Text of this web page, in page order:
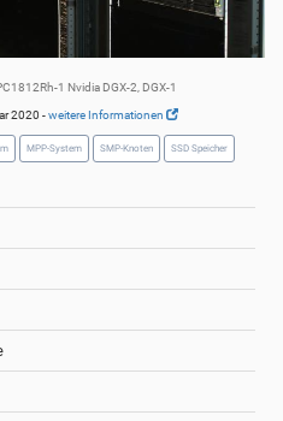
1 Nvidia DGX-2, DGX-1
2020 -weitere Informationen
MPP-System SMP-Knoten SSD Speicher